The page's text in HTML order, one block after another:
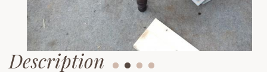
Description